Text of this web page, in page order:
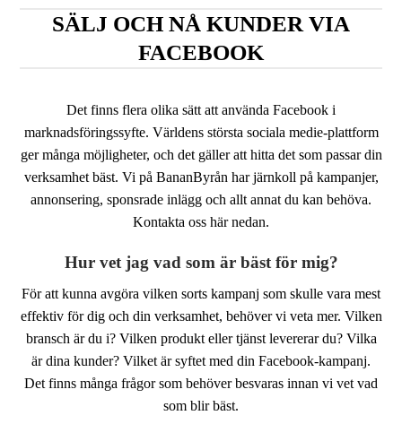
SÄLJ OCH NÅ KUNDER VIA
FACEBOOK
Det finns flera olika sätt att använda Facebook i
marknadsföringssyfte. Världens största sociala medie-plattform
ger många möjligheter, och det gäller att hitta det som passar din
verksamhet bäst. Vi på BananByrån har järnkoll på kampanjer,
annonsering, sponsrade inlägg och allt annat du kan behöva.
Kontakta oss här nedan.
Hur vet jag vad som är bäst för mig?
För att kunna avgöra vilken sorts kampanj som skulle vara mest
effektiv för dig och din verksamhet, behöver vi veta mer. Vilken
bransch är du i? Vilken produkt eller tjänst levererar du? Vilka
är dina kunder? Vilket är syftet med din Facebook-kampanj.
Det finns många frågor som behöver besvaras innan vi vet vad
som blir bäst.
Nödvändiga
går inte att
behövs för att
över huvud
fungera.
Statistik
För att vi ska
kunna